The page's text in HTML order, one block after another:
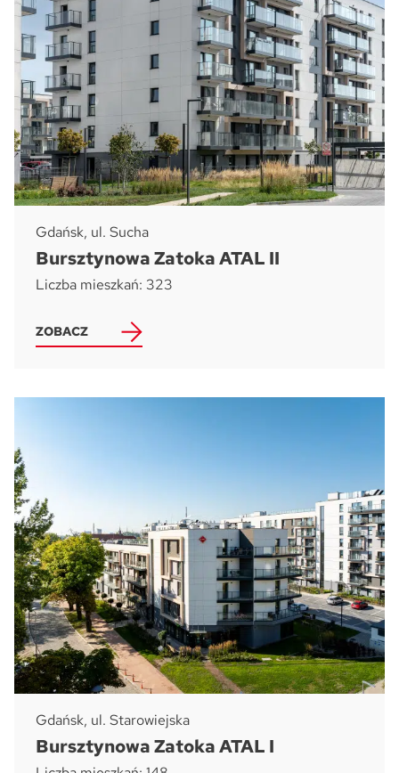
Gdańsk, ul. Sucha
Bursztynowa Zatoka ATAL II
Liczba mieszkań: 323
ZOBACZ
Gdańsk, ul. Starowiejska
Bursztynowa Zatoka ATAL I